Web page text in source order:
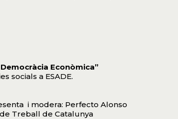
Econòmica”
socials a ESADE.
i modera: Perfecto Alonso
Treball de Catalunya